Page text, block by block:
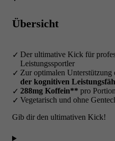
Übersicht
Der ultimative Kick für
Leistungssportler
Zur optimalen Unterstützung
der kognitiven
288mg Koffein** pro Portion
Vegetarisch und ohne
Gib dir den ultimativen Kick!